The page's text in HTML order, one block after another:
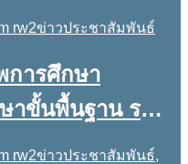
rw2ข่าวประชาสัมพันธ์
การศึกษา
าขั้นพื้นฐาน รอบ
rw2ข่าวประชาสัมพันธ์,